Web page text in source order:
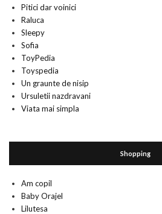
Pitici dar voinici
Raluca
Sleepy
Sofia
ToyPedia
Toyspedia
Un graunte de nisip
Ursuletii nazdravani
Viata mai simpla
Shopping
Am copil
Baby Orajel
Lilutesa